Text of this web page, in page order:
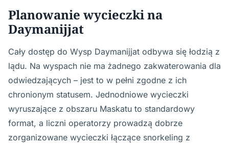
Planowanie wycieczki na
Daymanijjat
Cały dostęp do Wysp Daymanijjat odbywa się łodzią z
lądu. Na wyspach nie ma żadnego zakwaterowania dla
odwiedzających – jest to w pełni zgodne z ich
chronionym statusem. Jednodniowe wycieczki
wyruszające z obszaru Maskatu to standardowy
format, a liczni operatorzy prowadzą dobrze
zorganizowane wycieczki łączące snorkeling z